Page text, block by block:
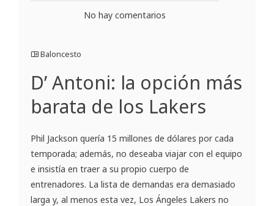
No hay comentarios
Baloncesto
D’ Antoni: la opción más
barata de los Lakers
Phil Jackson quería 15 millones de dólares por cada
temporada; además, no deseaba viajar con el equipo
e insistía en traer a su propio cuerpo de
entrenadores. La lista de demandas era demasiado
larga y, al menos esta vez, Los Ángeles Lakers no